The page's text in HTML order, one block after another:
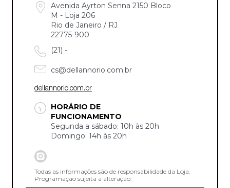
Avenida Ayrton Senna 2150 Bloco
M - Loja 206
Rio de Janeiro / RJ
22775-900
(21) -
cs@dellannorio.com.br
dellannorio.com.br
HORÁRIO DE
FUNCIONAMENTO
Segunda a sábado: 10h às 20h
Domingo: 14h às 20h
Todas as informações são de responsabilidade da Loja.
Programação sujeita a alteração.